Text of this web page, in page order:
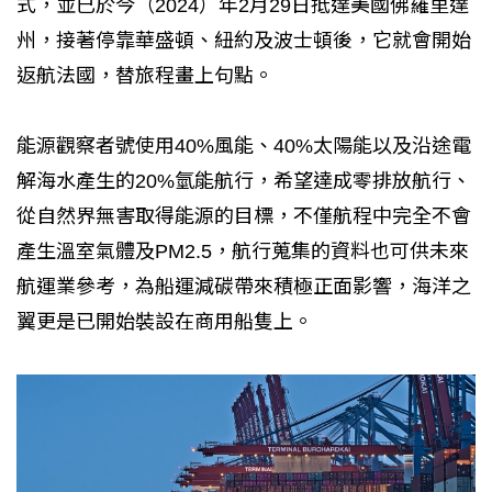
式，並已於今（2024）年2月29日抵達美國佛羅里達
州，接著停靠華盛頓、紐約及波士頓後，它就會開始
返航法國，替旅程畫上句點。
能源觀察者號使用40%風能、40%太陽能以及沿途電
解海水產生的20%氫能航行，希望達成零排放航行、
從自然界無害取得能源的目標，不僅航程中完全不會
產生溫室氣體及PM2.5，航行蒐集的資料也可供未來
航運業參考，為船運減碳帶來積極正面影響，海洋之
翼更是已開始裝設在商用船隻上。